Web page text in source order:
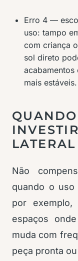
Erro 4 —
uso: tampo
com criança
sol direto
mais estáveis.
Não
quando o
por
espaços
muda com
peça pronta